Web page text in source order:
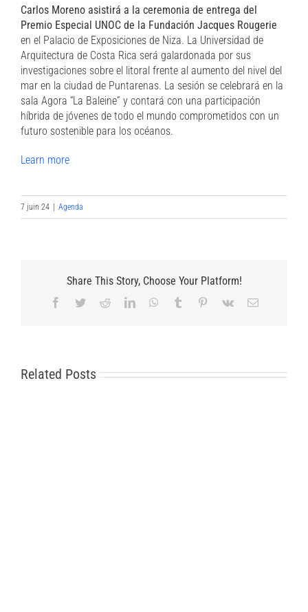
Carlos Moreno asistirá a la ceremonia de entrega del
Premio Especial UNOC de la Fundación Jacques Rougerie
en el Palacio de Exposiciones de Niza. La Universidad de
Arquitectura de Costa Rica será galardonada por sus
investigaciones sobre el litoral frente al aumento del nivel del
mar en la ciudad de Puntarenas. La sesión se celebrará en la
sala Agora “La Baleine” y contará con una participación
híbrida de jóvenes de todo el mundo comprometidos con un
futuro sostenible para los océanos.
Learn more
7 juin 24 | Agenda
Share This Story, Choose Your Platform!
Facebook
TwitterRedditLinkedInWhatsApp
Tumblr Pinterest
Vk Email
Related Posts